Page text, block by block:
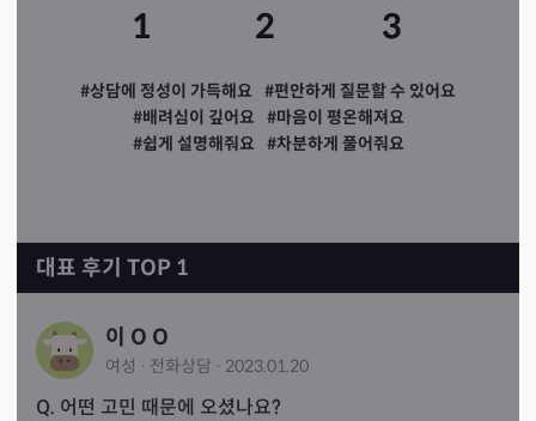
1 2 3
#상담에 정성이 가득해요 #편안하게 질문할 수 있어요
#배려심이 깊어요 #마음이 평온해져요
#쉽게 설명해줘요 #차분하게 풀어줘요
대표 후기 TOP 1
이 O O
여성 · 전화상담 · 2023.01.20
Q. 어떤 고민 때문에 오셨나요?